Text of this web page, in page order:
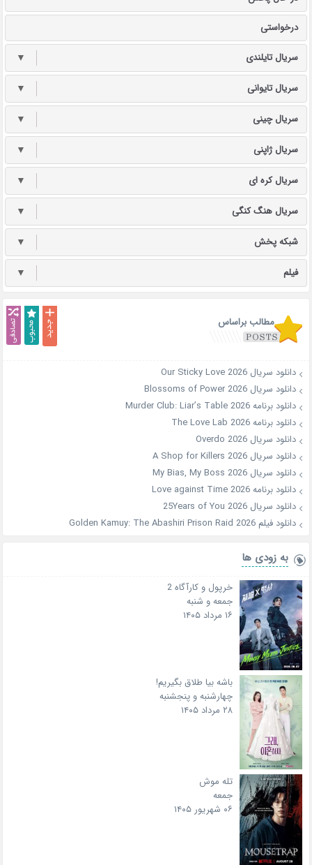
درخواستی
سریال تایلندی ▼
سریال تایوانی ▼
سریال چینی ▼
سریال ژاپنی ▼
سریال کره ای ▼
سریال هنگ کنگی ▼
شبکه پخش ▼
فیلم ▼
مطالب براساس
دانلود سریال Our Sticky Love 2026
دانلود سریال Blossoms of Power 2026
دانلود برنامه Murder Club: Liar’s Table 2026
دانلود برنامه The Love Lab 2026
دانلود سریال Overdo 2026
دانلود سریال A Shop for Killers 2026
دانلود سریال My Bias, My Boss 2026
دانلود برنامه Love against Time 2026
دانلود سریال 25Years of You 2026
دانلود فیلم Golden Kamuy: The Abashiri Prison Raid 2026
به زودی ها
خرپول و کارآگاه 2
جمعه و شنبه
۱۶ مرداد ۱۴۰۵
باشه بیا طلاق بگیریم!
چهارشنبه و پنجشنبه
۲۸ مرداد ۱۴۰۵
تله موش
جمعه
۰۶ شهریور ۱۴۰۵